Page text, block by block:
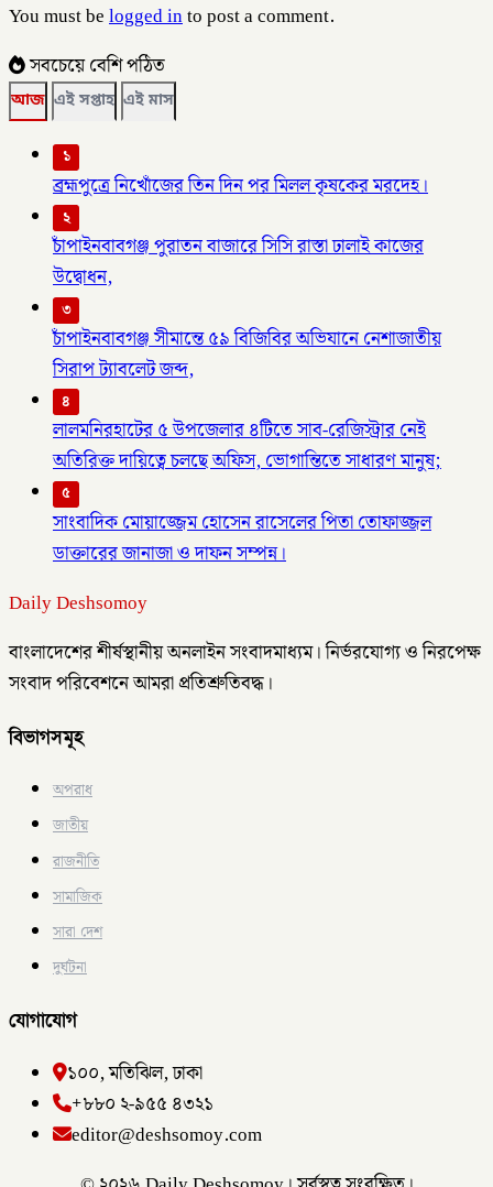
You must belogged into post a comment.
সবচেয়ে বেশি পঠিত
আজ এই সপ্তাহ এই মাস
১
ব্রহ্মপুত্রে নিখোঁজের তিন দিন পর মিলল কৃষকের মরদেহ।
২
চাঁপাইনবাবগঞ্জ পুরাতন বাজারে সিসি রাস্তা ঢালাই কাজের
উদ্বোধন,
৩
চাঁপাইনবাবগঞ্জ সীমান্তে ৫৯ বিজিবির অভিযানে নেশাজাতীয়
সিরাপ ট্যাবলেট জব্দ,
৪
লালমনিরহাটের ৫ উপজেলার ৪টিতে সাব-রেজিস্ট্রার নেই
অতিরিক্ত দায়িত্বে চলছে অফিস, ভোগান্তিতে সাধারণ মানুষ;
৫
সাংবাদিক মোয়াজ্জেম হোসেন রাসেলের পিতা তোফাজ্জল
ডাক্তারের জানাজা ও দাফন সম্পন্ন।
Daily Deshsomoy
বাংলাদেশের শীর্ষস্থানীয় অনলাইন সংবাদমাধ্যম। নির্ভরযোগ্য ও নিরপেক্ষ
সংবাদ পরিবেশনে আমরা প্রতিশ্রুতিবদ্ধ।
বিভাগসমূহ
অপরাধ
জাতীয়
রাজনীতি
সামাজিক
সারা দেশ
দুর্ঘটনা
যোগাযোগ
১০০, মতিঝিল, ঢাকা
+৮৮০ ২-৯৫৫ ৪৩২১
editor@deshsomoy.com